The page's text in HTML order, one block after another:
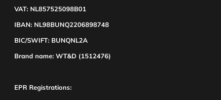
VAT: NL857525098B01
IBAN: NL98BUNQ2206898748
BIC/SWIFT: BUNQNL2A
Brand name: WT&D (1512476)
EPR Registrations: